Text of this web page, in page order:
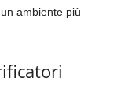
ambiente più